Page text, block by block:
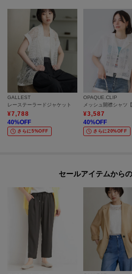
GALLEST
レーステーラードジャケット
¥7,788
40%OFF
さらに5%OFF
OPAQUE.CLIP
¥3,587
40%OFF
さらに20%OFF
セールアイテムから